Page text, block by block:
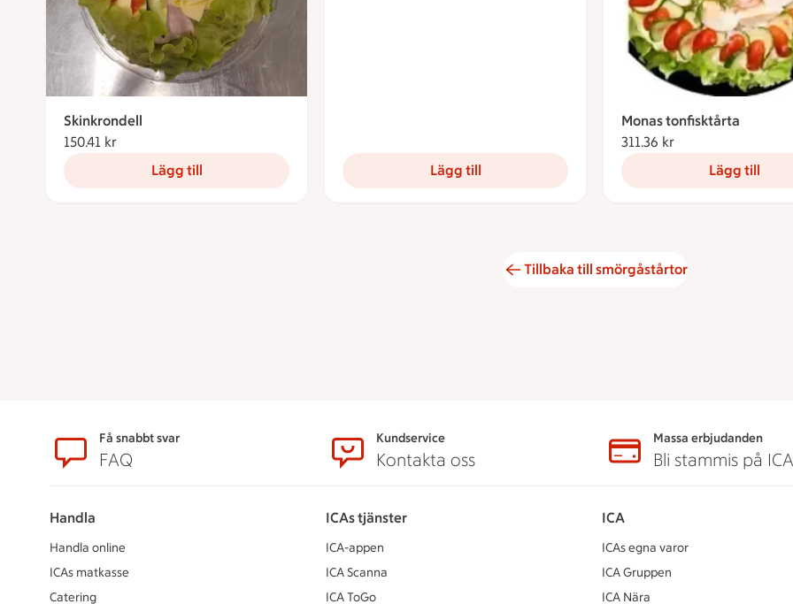
Skinkrondell
150.41 kr
Lägg till
Lägg till
Monas tonfisktårta
311.36 kr
Lägg till
Tillbaka till smörgåstårtor
SidfotFå snabbt svar
FAQ
Kundservice
Kontakta oss
Massa erbjudanden
Bli stammis på ICA
Handla
Handla online
ICAs matkasse
Catering
ICAs tjänster
ICA-appen
ICA Scanna
ICA ToGo
ICA
ICAs egna varor
ICA Gruppen
ICA Nära